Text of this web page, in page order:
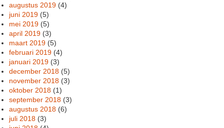
augustus 2019 (4)
juni 2019 (5)
mei 2019 (5)
april 2019 (3)
maart 2019 (5)
februari 2019 (4)
januari 2019 (3)
december 2018 (5)
november 2018 (3)
oktober 2018 (1)
september 2018 (3)
augustus 2018 (6)
juli 2018 (3)